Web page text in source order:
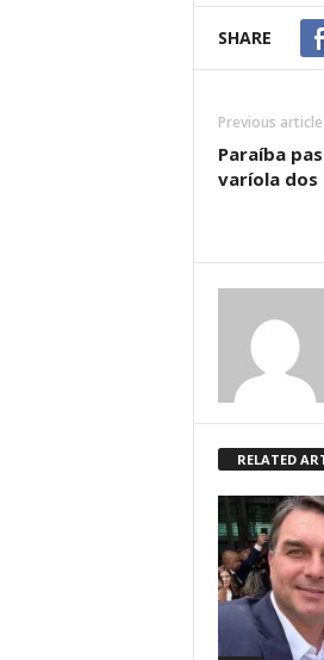
SHARE
Previous article
Paraíba
varíola dos
RELATED